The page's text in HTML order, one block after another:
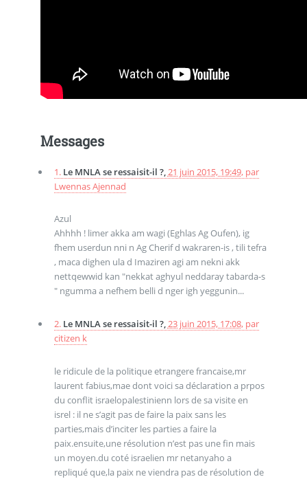
Messages
1. Le MNLA se ressaisit-il ?, 21 juin 2015, 19:49, par
Lwennas Ajennad
Azul
Ahhhh ! limer akka am wagi (Eghlas Ag Oufen), ig
fhem userdun nni n Ag Cherif d wakraren-is , tili tefra
, maca dighen ula d Imaziren agi am nekni akk
nettqewwid kan "nekkat aghyul neddaray tabarda-s
" ngumma a nefhem belli d nger igh yeggunin...
2. Le MNLA se ressaisit-il ?,23 juin 2015, 17:08, par
citizen k
le ridicule de la politique etrangere francaise,mr
laurent fabius,mae dont voici sa déclaration a prpos
du conflit israelopalestinienn lors de sa visite en
isrel : il ne s’agit pas de faire la paix sans les
parties,mais d’inciter les parties a faire la
paix.ensuite,une résolution n’est pas une fin mais
un moyen.du coté israelien mr netanyaho a
repliqué que,la paix ne viendra pas de résolution de